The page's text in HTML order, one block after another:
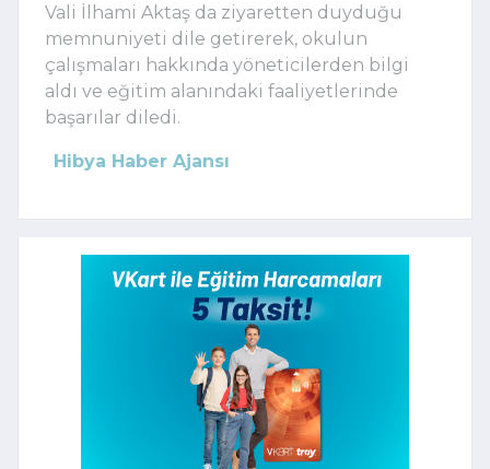
Vali İlhami Aktaş da ziyaretten duyduğu
memnuniyeti dile getirerek, okulun
çalışmaları hakkında yöneticilerden bilgi
aldı ve eğitim alanındaki faaliyetlerinde
başarılar diledi.
Hibya Haber Ajansı